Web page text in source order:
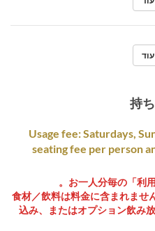
Usage fee: Saturdays,
seating fee per person
⭐️食材／飲料は料金に含まれま
込み、またはオプション飲み